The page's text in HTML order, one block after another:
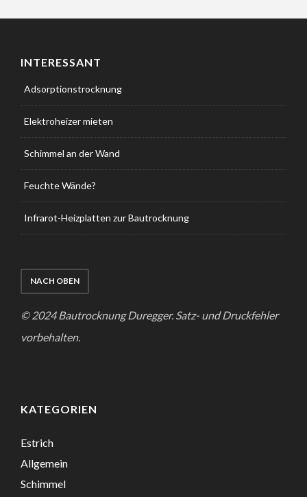
INTERESSANT
Adsorptionstrocknung
Elektroheizer mieten
Schimmel an der Wand
Feuchte Wände?
Infrarot-Heizplatten zur Bautrocknung
NACH OBEN
© 2024 Bautrocknung Duregger. Satz- und Druckfehler
vorbehalten.
KATEGORIEN
Estrich
Allgemein
Schimmel